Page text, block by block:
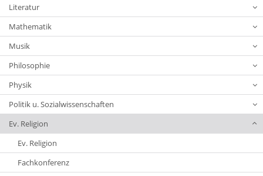
Literatur
Mathematik
Musik
Philosophie
Physik
Politik u. Sozialwissenschaften
Ev. Religion
Ev. Religion
Fachkonferenz